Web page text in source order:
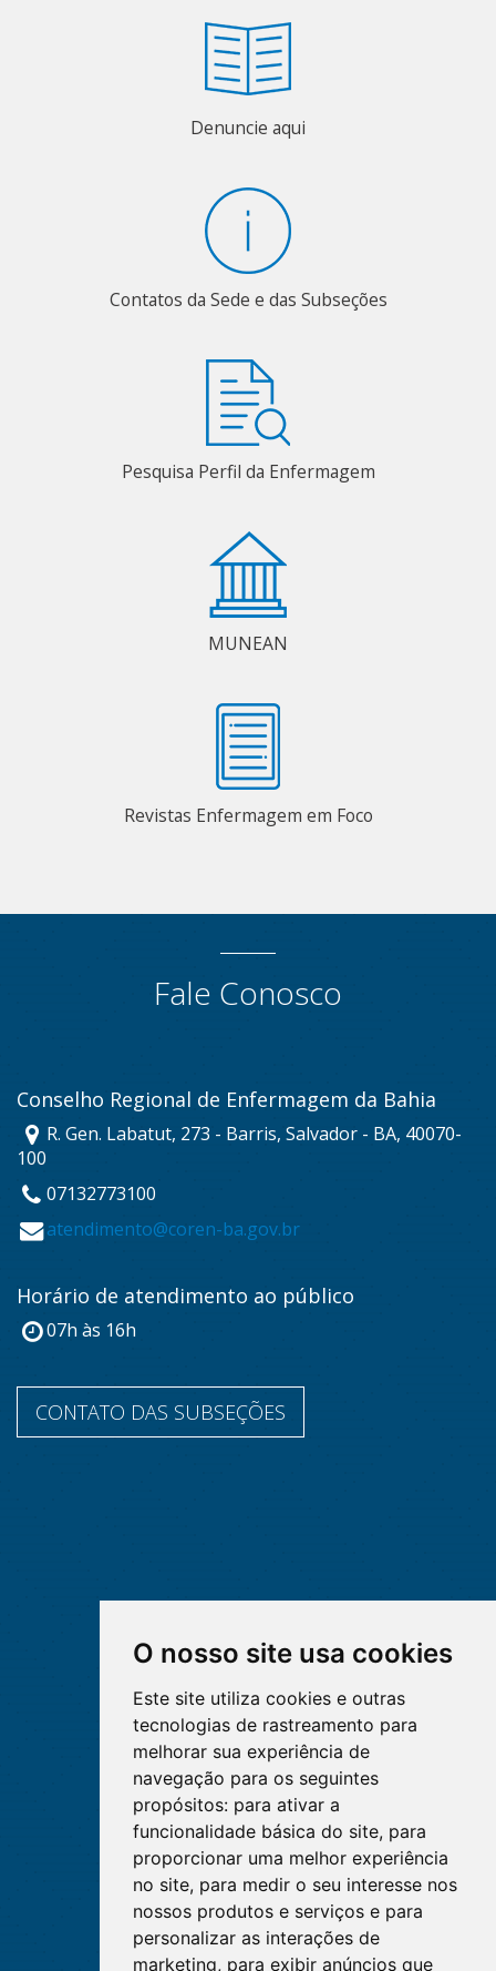
O nosso site usa cookies
Este site utiliza cookies e outras
tecnologias de rastreamento para
melhorar sua experiência de
navegação para os seguintes
propósitos: para ativar a
funcionalidade básica do site, para
proporcionar uma melhor experiência
no site, para medir o seu interesse nos
nossos produtos e serviços e para
personalizar as interações de
marketing, para exibir anúncios que
Denuncie aqui
Contatos da Sede e das Subseções
Pesquisa Perfil da Enfermagem
MUNEAN
Revistas Enfermagem em Foco
Fale Conosco
Conselho Regional de Enfermagem da Bahia
R. Gen. Labatut, 273 - Barris, Salvador - BA, 40070-
100
07132773100
atendimento@coren-ba.gov.br
Horário de atendimento ao público
07h às 16h
CONTATO DAS SUBSEÇÕES